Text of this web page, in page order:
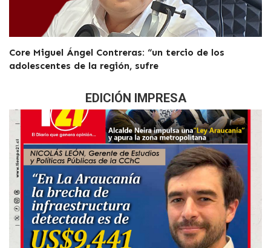
Core Miguel Ángel Contreras: “un tercio de los
adolescentes de la región, sufre
EDICIÓN IMPRESA